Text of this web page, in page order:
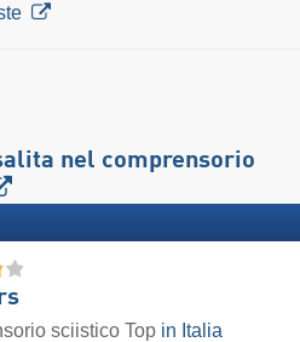
nel comprensorio
sciistico Top in Italia